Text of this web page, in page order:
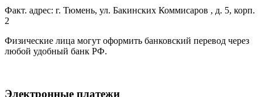
Факт. адрес: г. Тюмень, ул. Бакинских Коммисаров , д. 5, корп.
2
Физические лица могут оформить банковский перевод через
любой удобный банк РФ.
Электронные платежи